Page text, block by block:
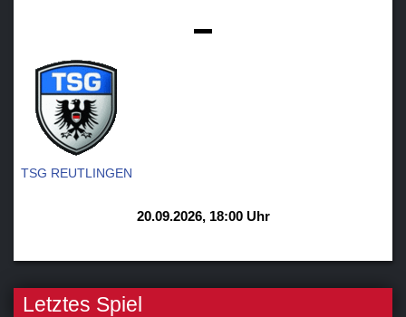
TSG REUTLINGEN
20.09.2026, 18:00 Uhr
Letztes Spiel